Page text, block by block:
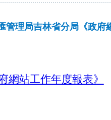
管理局吉林省分局《政府
網站工作年度報表》